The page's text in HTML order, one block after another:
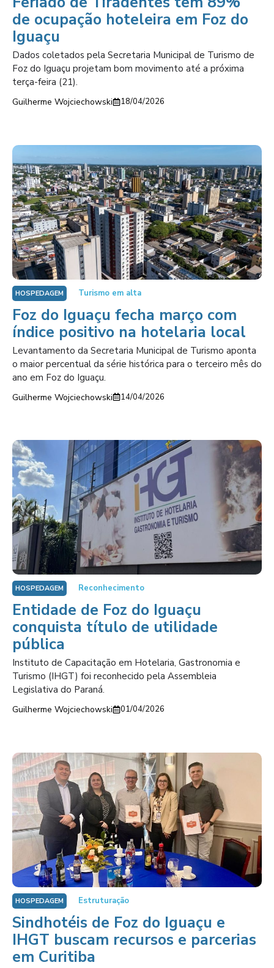
de ocupação hoteleira em Foz do
Iguaçu
Dados coletados pela Secretaria Municipal de Turismo de
Foz do Iguaçu projetam bom movimento até a próxima
terça-feira (21).
Guilherme Wojciechowski 18/04/2026
HOSPEDAGEM Turismo em alta
Foz do Iguaçu fecha março com
índice positivo na hotelaria local
Levantamento da Secretaria Municipal de Turismo aponta
o maior percentual da série histórica para o terceiro mês do
ano em Foz do Iguaçu.
Guilherme Wojciechowski 14/04/2026
HOSPEDAGEM Reconhecimento
Entidade de Foz do Iguaçu
conquista título de utilidade
pública
Instituto de Capacitação em Hotelaria, Gastronomia e
Turismo (IHGT) foi reconhecido pela Assembleia
Legislativa do Paraná.
Guilherme Wojciechowski 01/04/2026
HOSPEDAGEM Estruturação
Sindhotéis de Foz do Iguaçu e
IHGT buscam recursos e parcerias
em Curitiba